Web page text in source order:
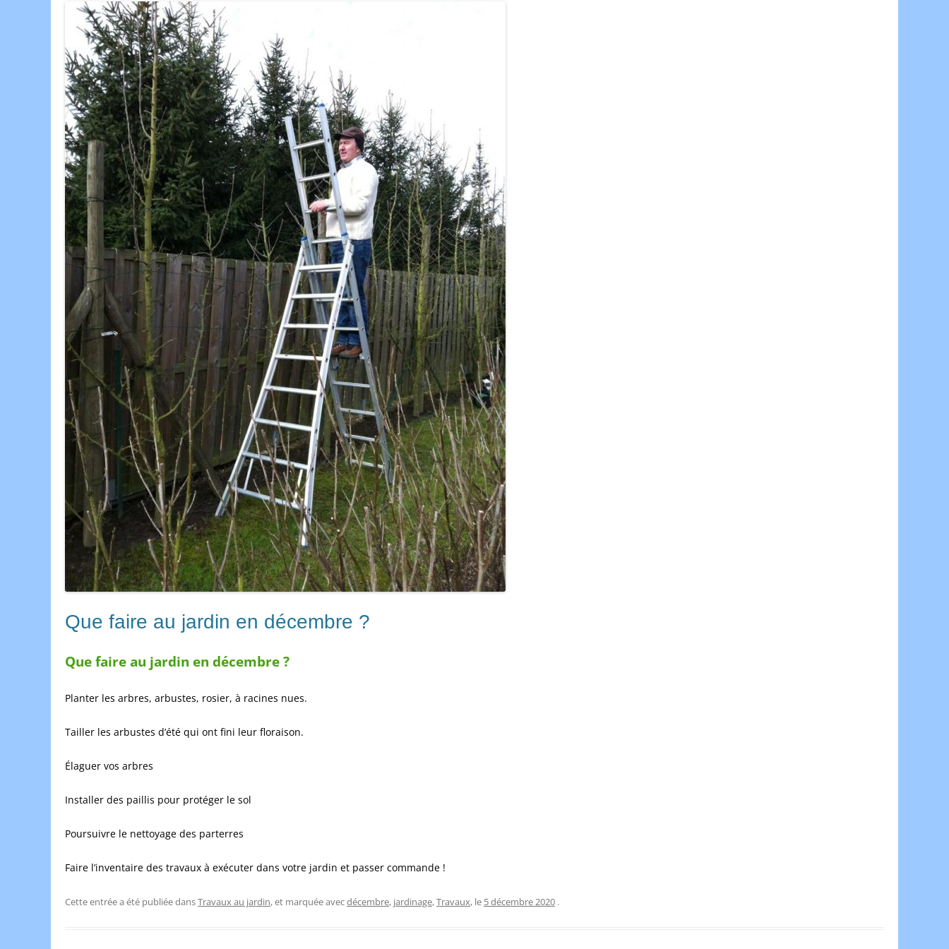
Que faire au jardin en décembre ?
Que faire au jardin en décembre ?
Planter les arbres, arbustes, rosier, à racines nues.
Tailler les arbustes d’été qui ont fini leur floraison.
Élaguer vos arbres
Installer des paillis pour protéger le sol
Poursuivre le nettoyage des parterres
Faire l’inventaire des travaux à exécuter dans votre jardin et passer commande !
Cette entrée a été publiée dansTravaux au jardin, et marquée avecdécembre, jardinage,Travaux, le 5 décembre 2020 .